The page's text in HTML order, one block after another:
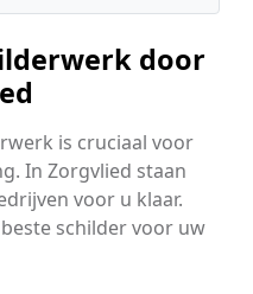
door
is cruciaal voor
In Zorgvlied staan
voor u klaar.
schilder voor uw